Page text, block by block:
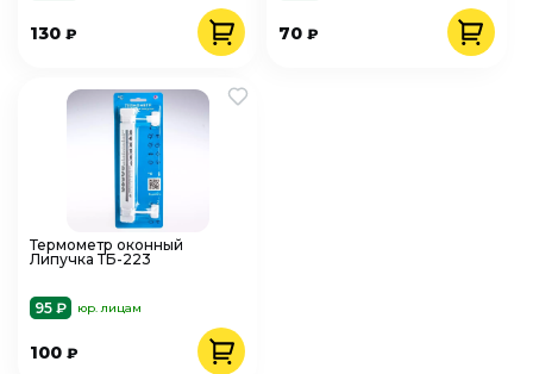
130 ₽ 70₽
Термометр оконный
Липучка ТБ-223
95 ₽ юр. лицам
100 ₽